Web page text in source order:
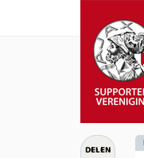
DELEN